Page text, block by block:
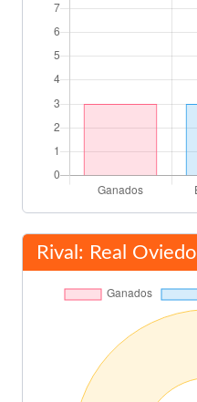
Rival: Real Oviedo